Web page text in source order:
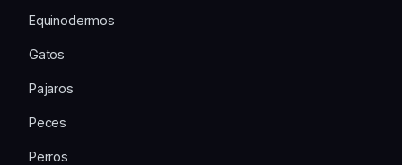
Equinodermos
Gatos
Pajaros
Peces
Perros